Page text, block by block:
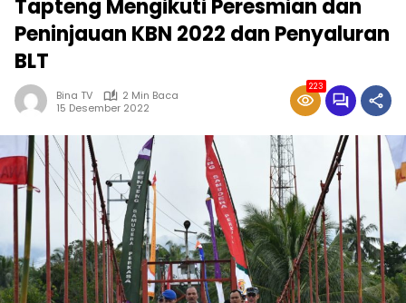
Tapteng Mengikuti Peresmian dan
Peninjauan KBN 2022 dan Penyaluran
BLT
Bina TV
2 Min Baca
15 Desember 2022
223